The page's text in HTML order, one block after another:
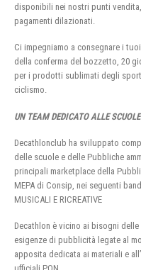
disponibili nei nostri punti
pagamenti dilazionati.
Ci impegniamo a consegnare i
della conferma del bozzetto, 20
per i prodotti sublimati degli
ciclismo.
UN TEAM DEDICATO ALLE
Decathlonclub ha sviluppato
delle scuole e delle Pubbliche
principali marketplace della
MEPA di Consip, nei seguenti
MUSICALI E RICREATIVE
Decathlon è vicino ai bisogni
esigenze di pubblicità legate al
apposita dedicata ai materiali e